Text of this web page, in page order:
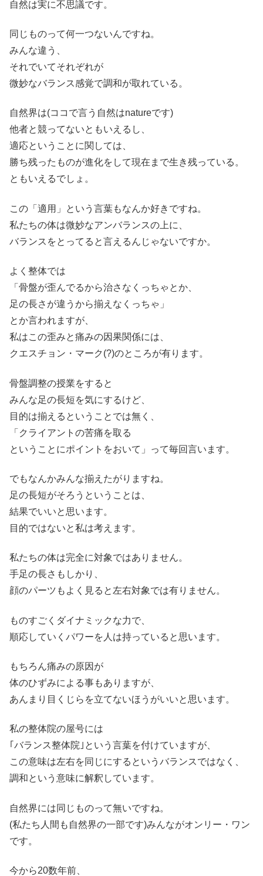
自然は実に不思議です。
同じものって何一つないんですね。
みんな違う、
それでいてそれぞれが
微妙なバランス感覚で調和が取れている。
自然界は(ココで言う自然はnatureです)
他者と競ってないともいえるし、
適応ということに関しては、
勝ち残ったものが進化をして現在まで生き残っている。
ともいえるでしょ。
この「適用」という言葉もなんか好きですね。
私たちの体は微妙なアンバランスの上に、
バランスをとってると言えるんじゃないですか。
よく整体では
「骨盤が歪んでるから治さなくっちゃとか、
足の長さが違うから揃えなくっちゃ」
とか言われますが、
私はこの歪みと痛みの因果関係には、
クエスチョン・マーク(?)のところが有ります。
骨盤調整の授業をすると
みんな足の長短を気にするけど、
目的は揃えるということでは無く、
「クライアントの苦痛を取る
ということにポイントをおいて」って毎回言います。
でもなんかみんな揃えたがりますね。
足の長短がそろうということは、
結果でいいと思います。
目的ではないと私は考えます。
私たちの体は完全に対象ではありません。
手足の長さもしかり、
顔のパーツもよく見ると左右対象では有りません。
ものすごくダイナミックな力で、
順応していくパワーを人は持っていると思います。
もちろん痛みの原因が
体のひずみによる事もありますが、
あんまり目くじらを立てないほうがいいと思います。
私の整体院の屋号には
｢バランス整体院｣という言葉を付けていますが、
この意味は左右を同じにするというバランスではなく、
調和という意味に解釈しています。
自然界には同じものって無いですね。
(私たち人間も自然界の一部です)みんながオンリー・ワン
です。
今から20数年前、